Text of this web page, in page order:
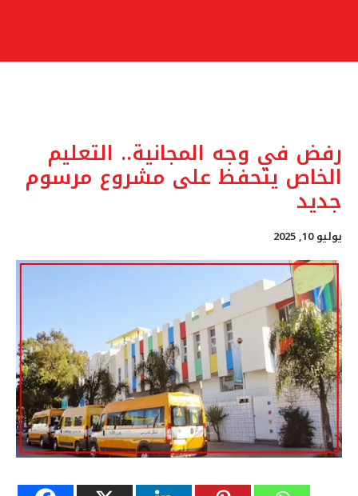
رفض في وجه المجانية.. التعليم
الخاص يتحفظ على مشروع مرسوم
جديد
يوليو 10, 2025